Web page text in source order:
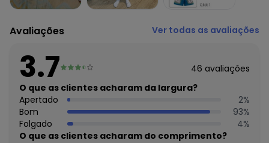
máxima de lavagem 30C. Não alvejar. Não passar sobre a
Tecido: ALGODÃO\POLIESTER
POLIESTER
Histórico de preços
O preço apresentado abaixo é o menor oferecido em
algum dia do mês, para o menor tamanho disponível.
agosto/2026
N/D*
julho/2026 R$ 28,96
Avaliações Ver todas as avaliações
3.7 46 avaliações
O que as clientes acharam da largura?
Apertado
2%
Bom
93%
Folgado
4%
O que as clientes acharam do comprimento?